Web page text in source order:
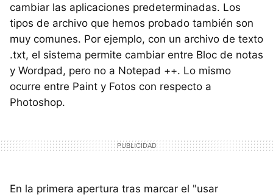
cambiar las aplicaciones predeterminadas. Los
tipos de archivo que hemos probado también son
muy comunes. Por ejemplo, con un archivo de texto
.txt, el sistema permite cambiar entre Bloc de notas
y Wordpad, pero no a Notepad ++. Lo mismo
ocurre entre Paint y Fotos con respecto a
Photoshop.
En la primera apertura tras marcar el "usar